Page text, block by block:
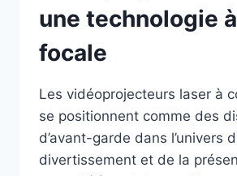
une technologie
focale
Les vidéoprojecteurs laser à
se positionnent comme des
d’avant-garde dans l’univers
divertissement et de la